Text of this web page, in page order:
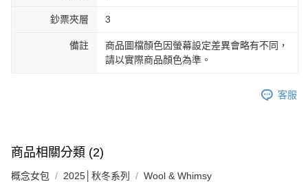
鈔票夾層 3
備註
商品圖檔顏色因螢幕設定差異會略有不同，
請以實際商品顏色為準。
客服
商品相關分類 (2)
概念女包 2025│秋冬系列 Wool & Whimsy